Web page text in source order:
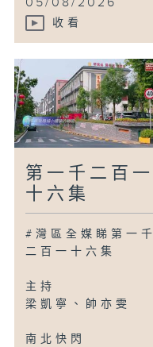
收看
第一千二百一
十六集
#灣區全媒睇第一千
二百一十六集
主持
梁凱寧、帥亦雯
南北快閃